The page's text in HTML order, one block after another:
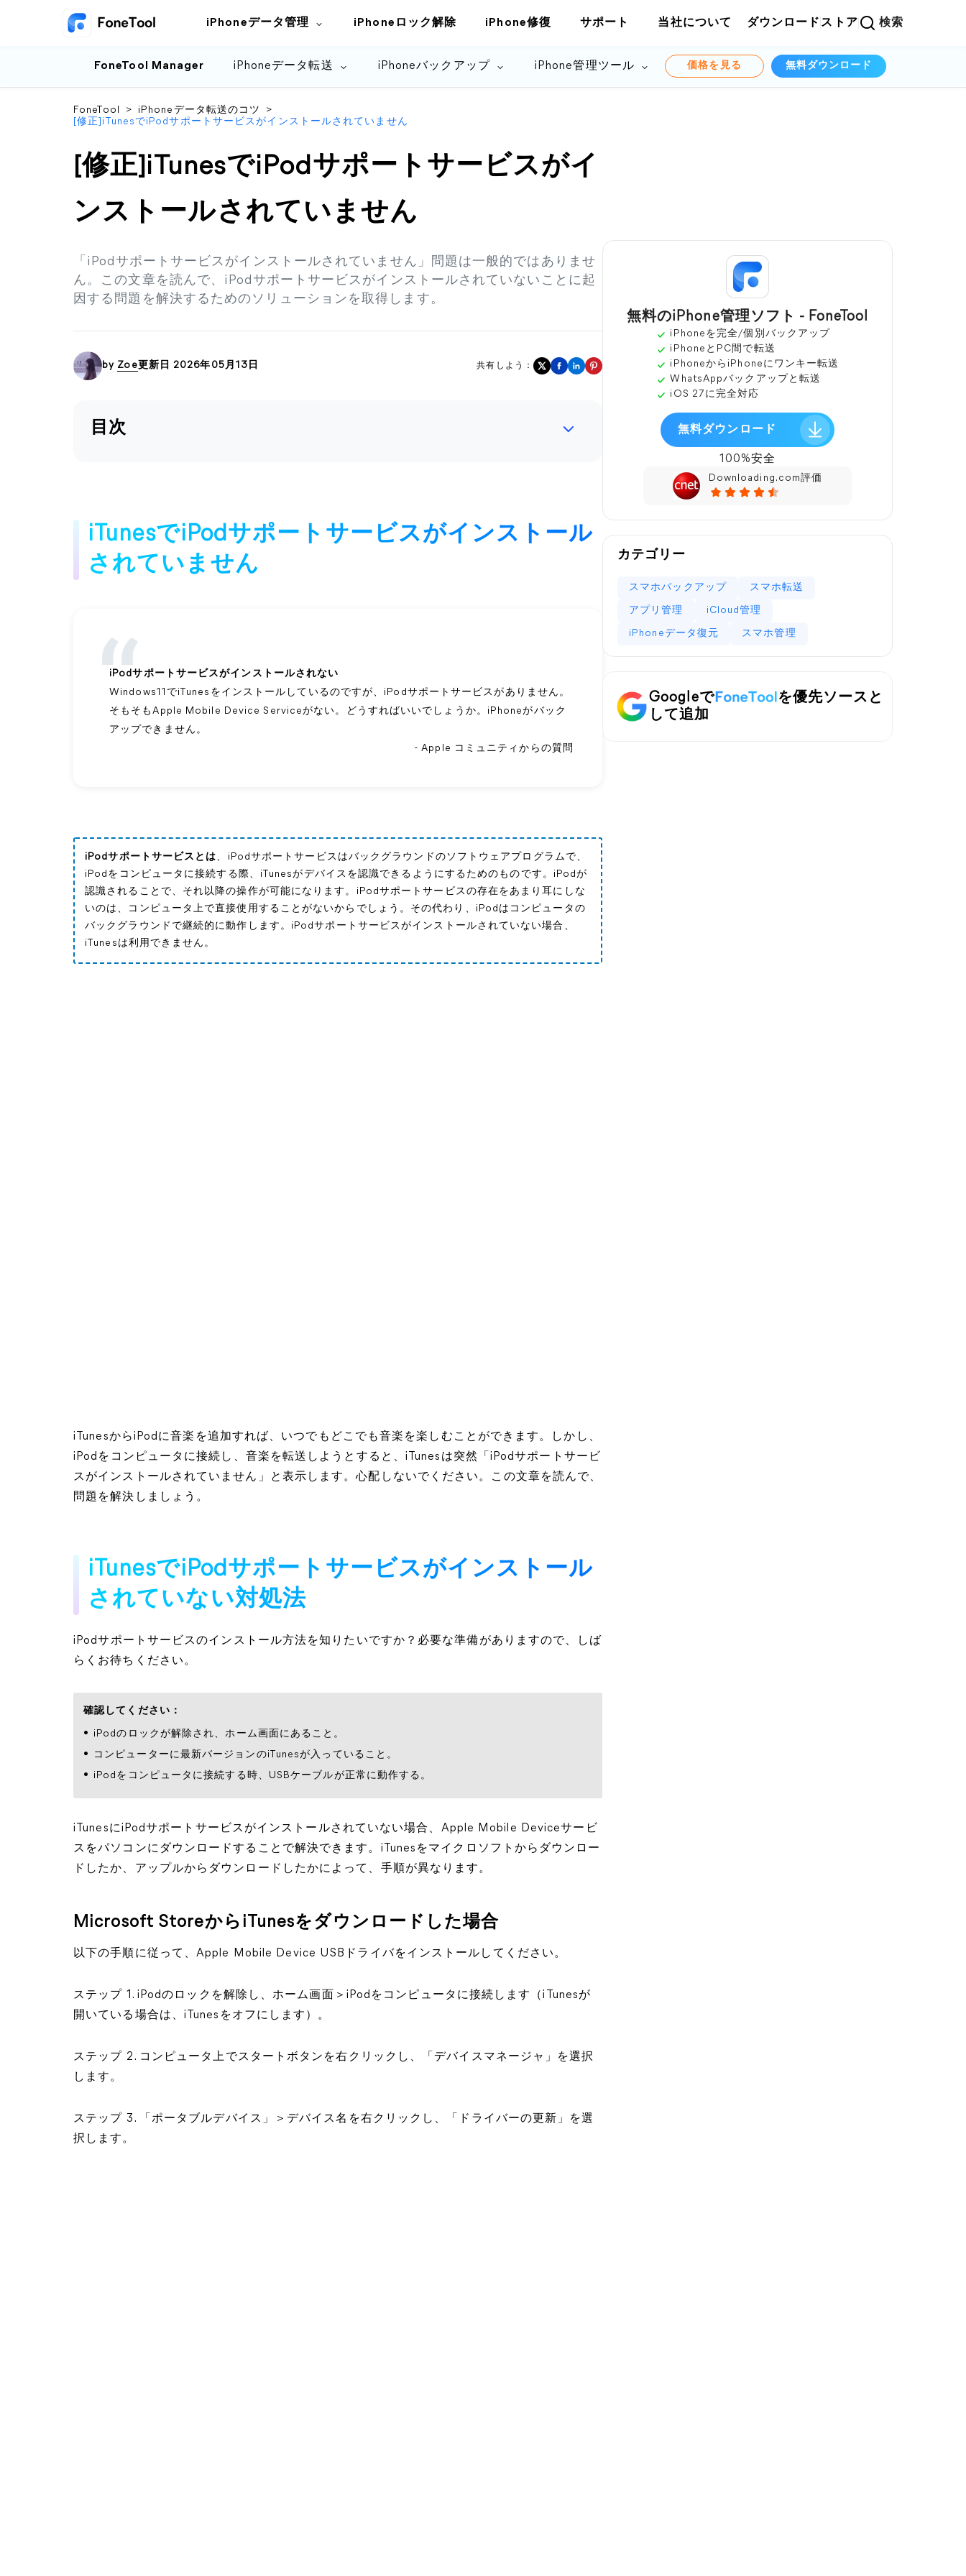
iPhoneデータ管理 iPhoneロック解除 iPhone修復 サポート 当社について ダウンロード ストア 検索
FoneTool Manager iPhoneデータ転送 iPhoneバックアップ iPhone管理ツール 価格を見る 無料ダウンロード
FoneTool > iPhoneデータ転送のコツ
>
[修正]iTunesでiPodサポートサービスがインストールされていません
[修正]iTunesでiPodサポートサービスがイ
ンストールされていません
「iPodサポートサービスがインストールされていません」問題は一般的ではありませ
ん。この文章を読んで、iPodサポートサービスがインストールされていないことに起
因する問題を解決するためのソリューションを取得します。
by Zoe更新日 2026年05月13日 共有しよう：
目次
iTunesでiPodサポートサービスがインストール
されていません
iPodサポートサービスがインストールされない
Windows11でiTunesをインストールしているのですが、iPodサポートサービスがありません。
そもそもApple Mobile Device Serviceがない。どうすればいいでしょうか。iPhoneがバック
アップできません。
- Apple コミュニティからの質問
iPodサポートサービスとは、iPodサポートサービスはバックグラウンドのソフトウェアプログラムで、
iPodをコンピュータに接続する際、iTunesがデバイスを認識できるようにするためのものです。iPodが
認識されることで、それ以降の操作が可能になります。iPodサポートサービスの存在をあまり耳にしな
いのは、コンピュータ上で直接使用することがないからでしょう。その代わり、iPodはコンピュータの
バックグラウンドで継続的に動作します。iPodサポートサービスがインストールされていない場合、
iTunesは利用できません。
iTunesからiPodに音楽を追加すれば、いつでもどこでも音楽を楽しむことができます。しかし、
iPodをコンピュータに接続し、音楽を転送しようとすると、iTunesは突然「iPodサポートサービ
スがインストールされていません」と表示します。心配しないでください。この文章を読んで、
問題を解決しましょう。
iTunesでiPodサポートサービスがインストール
されていない対処法
iPodサポートサービスのインストール方法を知りたいですか？必要な準備がありますので、しば
らくお待ちください。
確認してください：
iPodのロックが解除され、ホーム画面にあること。
コンピューターに最新バージョンのiTunesが入っていること。
iPodをコンピュータに接続する時、USBケーブルが正常に動作する。
iTunesにiPodサポートサービスがインストールされていない場合、Apple Mobile Deviceサービ
スをパソコンにダウンロードすることで解決できます。iTunesをマイクロソフトからダウンロー
ドしたか、アップルからダウンロードしたかによって、手順が異なります。
Microsoft StoreからiTunesをダウンロードした場合
以下の手順に従って、Apple Mobile Device USBドライバをインストールしてください。
ステップ 1. iPodのロックを解除し、ホーム画面＞iPodをコンピュータに接続します（iTunesが
開いている場合は、iTunesをオフにします）。
ステップ 2. コンピュータ上でスタートボタンを右クリックし、「デバイスマネージャ」を選択
します。
ステップ 3. 「ポータブルデバイス」＞デバイス名を右クリックし、「ドライバーの更新」を選
択します。
無料のiPhone管理ソフト - FoneTool
iPhoneを完全/個別バックアップ
iPhoneとPC間で転送
iPhoneからiPhoneにワンキー転送
WhatsAppバックアップと転送
iOS 27に完全対応
無料ダウンロード
100%安全
Downloading.com評価
カテゴリー
スマホバックアップ スマホ転送
アプリ管理 iCloud管理
iPhoneデータ復元 スマホ管理
Googleで
を優先ソースと
して追加